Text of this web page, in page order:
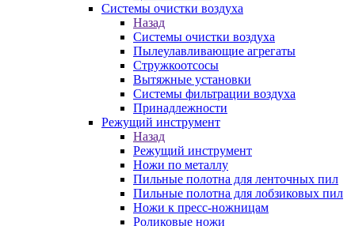
Системы очистки воздуха
Назад
Системы очистки воздуха
Пылеулавливающие агрегаты
Стружкоотсосы
Вытяжные установки
Системы фильтрации воздуха
Принадлежности
Режущий инструмент
Назад
Режущий инструмент
Ножи по металлу
Пильные полотна для ленточных пил
Пильные полотна для лобзиковых пил
Ножи к пресс-ножницам
Роликовые ножи